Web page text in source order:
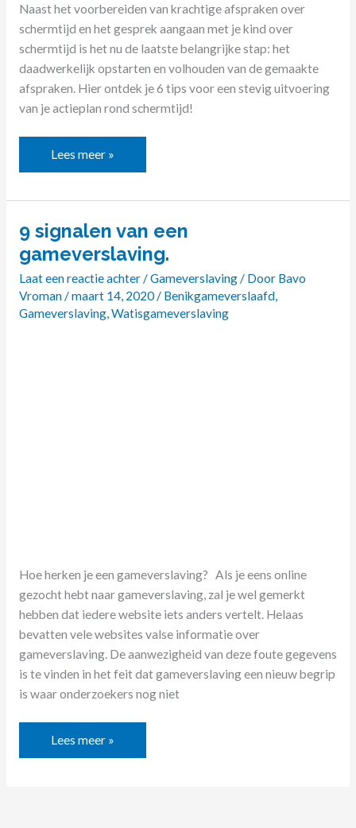
Naast het voorbereiden van krachtige afspraken over
schermtijd en het gesprek aangaan met je kind over
schermtijd is het nu de laatste belangrijke stap: het
daadwerkelijk opstarten en volhouden van de gemaakte
afspraken. Hier ontdek je 6 tips voor een stevig uitvoering
van je actieplan rond schermtijd!
Lees meer »
9 signalen van een
gameverslaving.
Laat een reactie achter/Gameverslaving/ Door Bavo
Vroman/maart 14, 2020/ Benikgameverslaafd,
Gameverslaving,Watisgameverslaving
Hoe herken je een gameverslaving? Als je eens online
gezocht hebt naar gameverslaving, zal je wel gemerkt
hebben dat iedere website iets anders vertelt. Helaas
bevatten vele websites valse informatie over
gameverslaving. De aanwezigheid van deze foute gegevens
is te vinden in het feit dat gameverslaving een nieuw begrip
is waar onderzoekers nog niet
9
signalen
een
gameverslaving.
Lees meer »